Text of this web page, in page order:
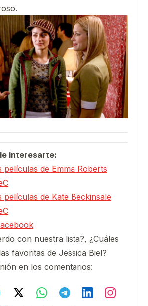
interesarte:
películas de Emma Roberts
películas de Kate Beckinsale
con nuestra lista?, ¿Cuáles
favoritas de Jessica Biel?
en los comentarios: